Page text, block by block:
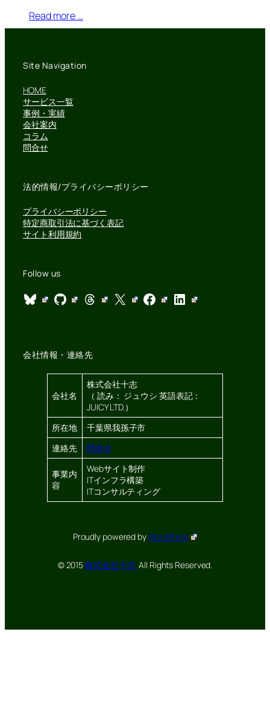
Read more …
Site Navigation
HOME
サービス一覧
事例・実績
会社案内
コラム
問合せ
法的情報/プライバシーポリシー
プライバシーポリシー
特定商取引法に基づく表記
サイト利用規約
Follow us
Bluesky GitHub Threads X Facebook LinkedIn
会社情報・連絡先
会社名
株式会社十志
（ 読み： ジュウシ 英語表記：
JUICY LTD.）
所在地
千葉県我孫子市
連絡先
問合せ
事業内
容
Webサイト制作
ITインフラ構築
ITコンサルティング
Proudly powered byWordPress
© 2015株式会社十志. All Rights Reserved.